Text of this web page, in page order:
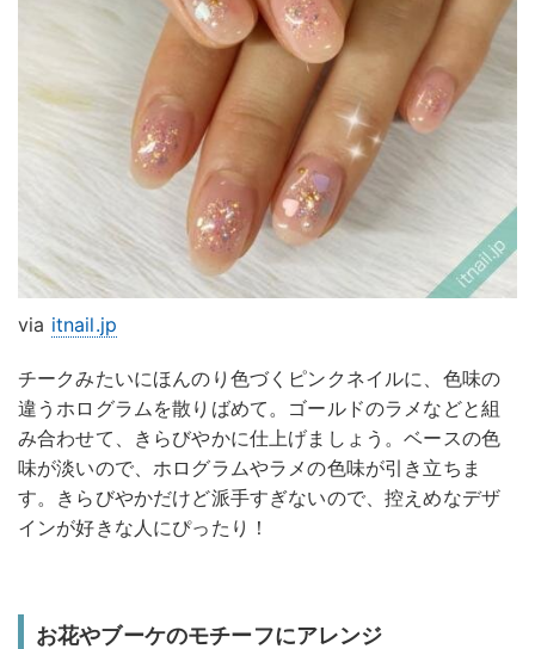
via itnail.jp
チークみたいにほんのり色づくピンクネイルに、色味の
違うホログラムを散りばめて。ゴールドのラメなどと組
み合わせて、きらびやかに仕上げましょう。ベースの色
味が淡いので、ホログラムやラメの色味が引き立ちま
す。きらびやかだけど派手すぎないので、控えめなデザ
インが好きな人にぴったり！
お花やブーケのモチーフにアレンジ